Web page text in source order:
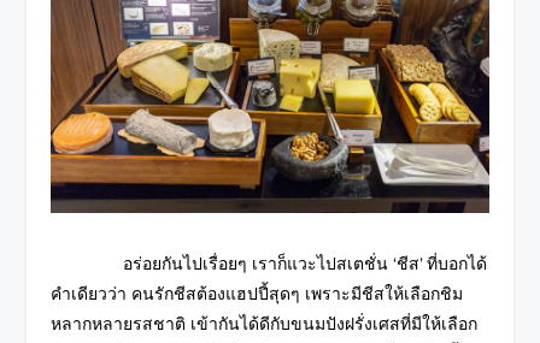
อร่อยกันไปเรื่อยๆ เราก็แวะไปสเตชั่น ‘ชีส’ ที่บอกได้
คำเดียวว่า คนรักชีสต้องแฮปปี้สุดๆ เพราะมีชีสให้เลือกชิม
หลากหลายรสชาติ เข้ากันได้ดีกับขนมปังฝรั่งเศสที่มีให้เลือก